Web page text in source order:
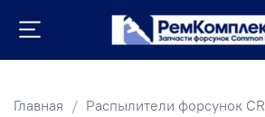
Главная
Распылители форсунок CR